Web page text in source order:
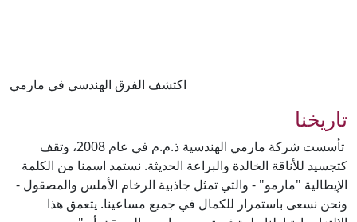
اكتشف الفرق الهندسي في مارمي
تاريخنا
تأسست شركة مارمي الهندسية ذ.م.م في عام 2008، وتقف
كتجسيد للأناقة الخالدة والبراعة الحديثة. نستمد اسمنا من الكلمة
الإيطالية "مارمو" - والتي تمثل جاذبية الرخام الأملس والمصقول -
ونحن نسعى باستمرار للكمال في جميع مساعينا. يتعمق هذا